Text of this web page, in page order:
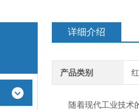
详细介绍
产品类别
随着现代工业技术的